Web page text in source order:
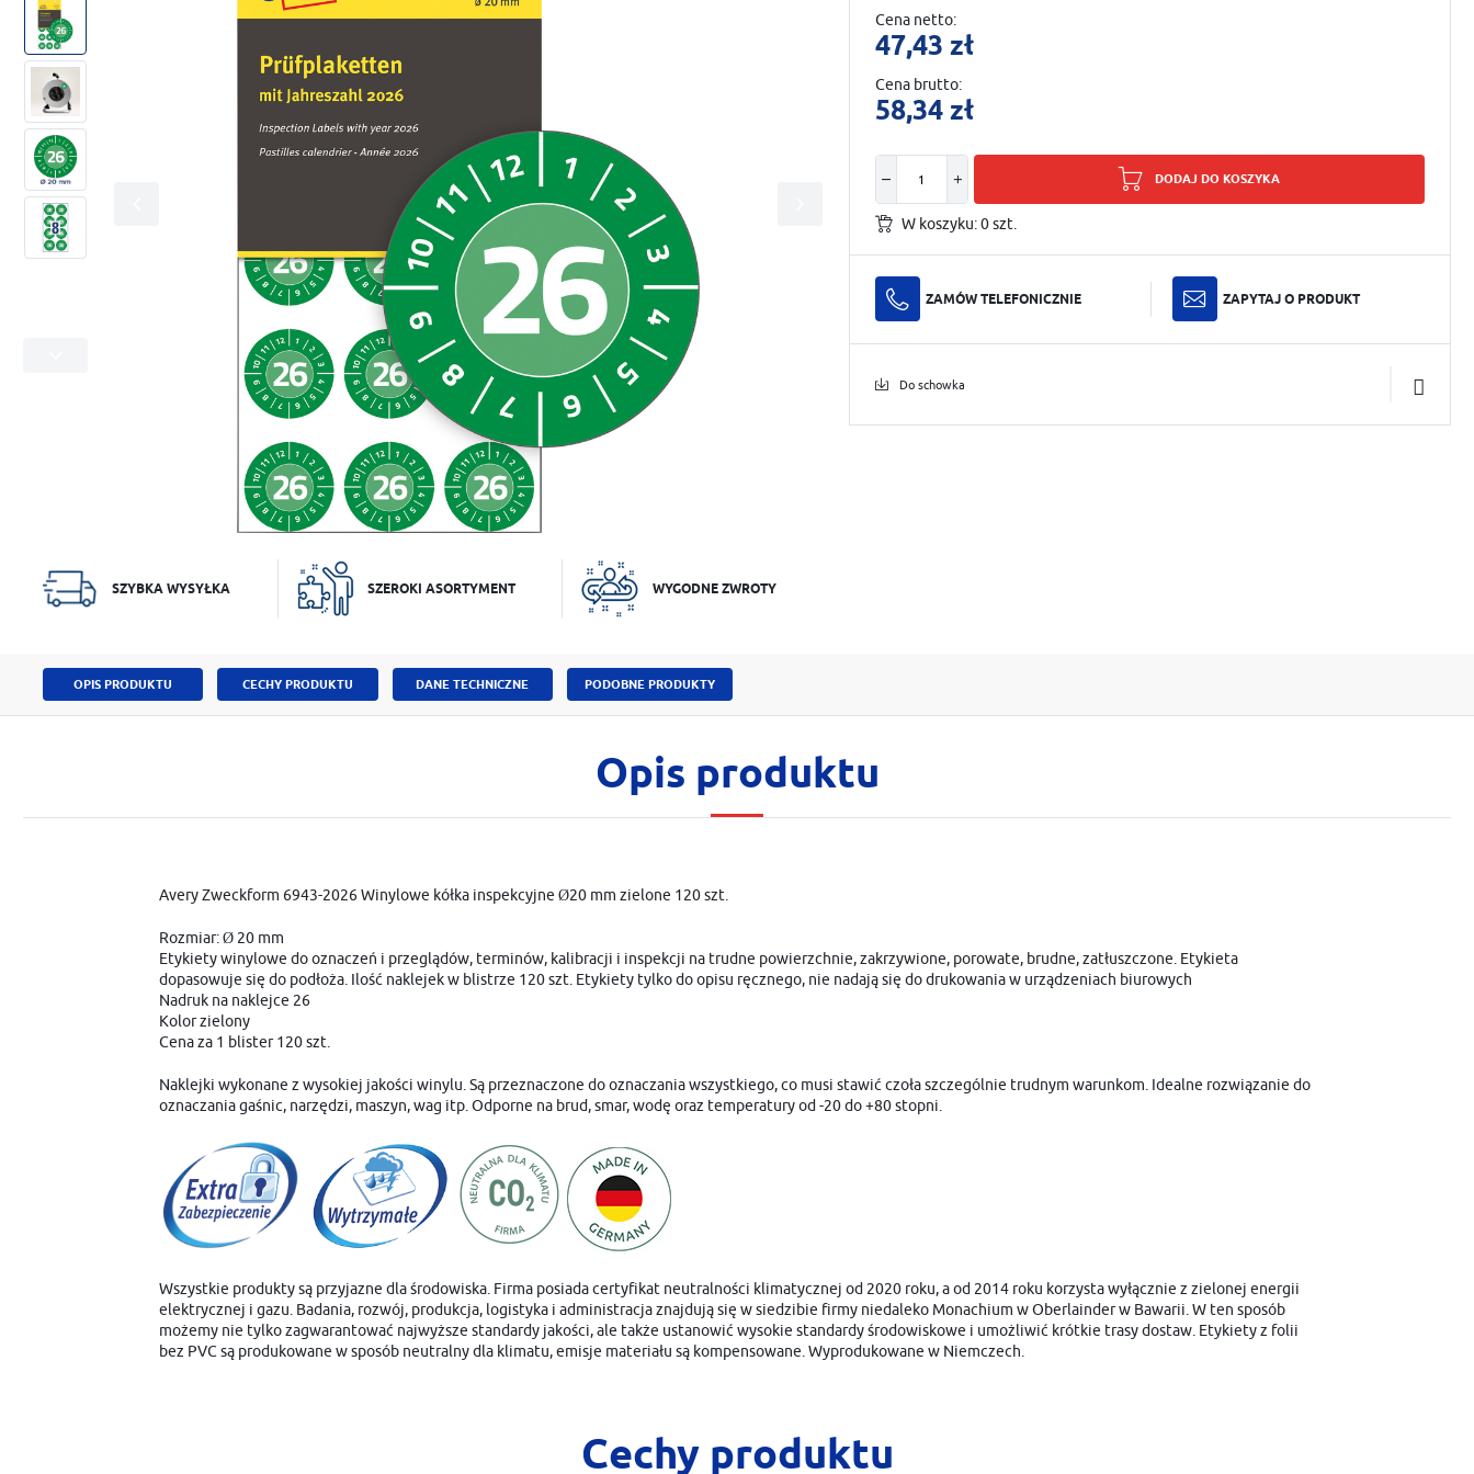
Office & Home
Adresowe i wysyłkowe
Metkownice
Folie specjalistyczne
SZYBKA WYSYŁKA SZEROKI ASORTYMENT WYGODNE ZWROTY
Cena netto:
47,43 zł
Cena brutto:
58,34 zł
DODAJ DO KOSZYKA
W koszyku:0szt.
ZAMÓW TELEFONICZNIE ZAPYTAJ O PRODUKT
Do schowka
OPIS PRODUKTU CECHY PRODUKTU DANE TECHNICZNE PODOBNE PRODUKTY
Opis produktu
Avery Zweckform 6943-2026 Winylowe kółka inspekcyjne Ø20 mm zielone 120 szt.
Rozmiar: Ø 20 mm
Etykiety winylowe do oznaczeń i przeglądów, terminów, kalibracji i inspekcji na trudne powierzchnie, zakrzywione, porowate, brudne, zatłuszczone. Etykieta
dopasowuje się do podłoża. Ilość naklejek w blistrze 120 szt. Etykiety tylko do opisu ręcznego, nie nadają się do drukowania w urządzeniach biurowych
Nadruk na naklejce 26
Kolor zielony
Cena za 1 blister 120 szt.
Naklejki wykonane z wysokiej jakości winylu. Są przeznaczone do oznaczania wszystkiego, co musi stawić czoła szczególnie trudnym warunkom. Idealne rozwiązanie do
oznaczania gaśnic, narzędzi, maszyn, wag itp. Odporne na brud, smar, wodę oraz temperatury od -20 do +80 stopni.
Wszystkie produkty są przyjazne dla środowiska. Firma posiada certyfikat neutralności klimatycznej od 2020 roku, a od 2014 roku korzysta wyłącznie z zielonej energii
elektrycznej i gazu. Badania, rozwój, produkcja, logistyka i administracja znajdują się w siedzibie firmy niedaleko Monachium w Oberlainder w Bawarii. W ten sposób
możemy nie tylko zagwarantować najwyższe standardy jakości, ale także ustanowić wysokie standardy środowiskowe i umożliwić krótkie trasy dostaw. Etykiety z folii
bez PVC są produkowane w sposób neutralny dla klimatu, emisje materiału są kompensowane. Wyprodukowane w Niemczech.
Cechy produktu